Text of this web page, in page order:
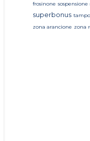
frosinone
superbonus
zona arancione zona